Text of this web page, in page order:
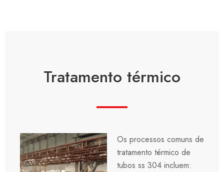
Tratamento térmico
Os processos comuns de
tratamento térmico de
tubos ss 304 incluem: